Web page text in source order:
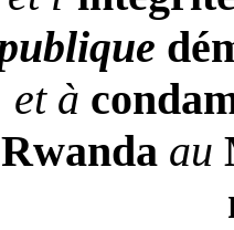
et à
Rwanda au